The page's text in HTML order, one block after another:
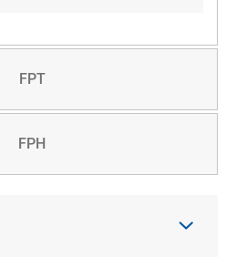
FPT
FPH